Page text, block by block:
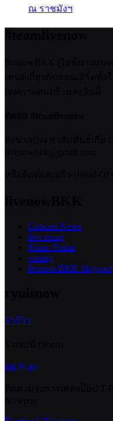
ณ ราชมังฯ
Concert News
live recap
Music Radar
variety
livenowBKK blogspot
ริวรีวิว
gig & go